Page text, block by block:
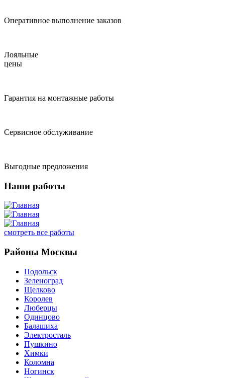
Оперативное выполнение заказов
Лояльные
цены
Гарантия на монтажные работы
Сервисное обслуживание
Выгодные предложения
Наши работы
смотреть все работы
Районы Москвы
Подольск
Зеленоград
Щелково
Королев
Люберцы
Одинцово
Балашиха
Электросталь
Пушкино
Химки
Коломна
Ногинск